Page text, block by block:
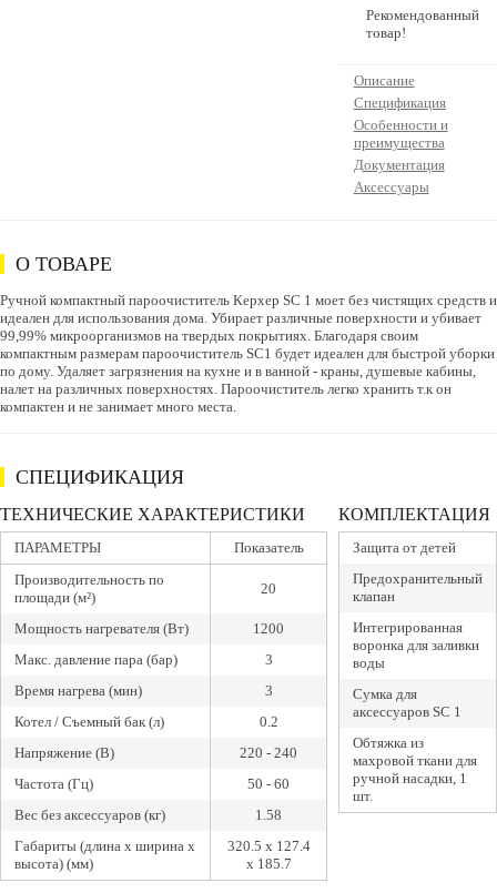
Рекомендованный
товар!
Описание
Спецификация
Особенности и
преимущества
Документация
Аксессуары
О ТОВАРЕ
Ручной компактный пароочиститель Керхер SC 1 моет без чистящих средств и
идеален для использования дома. Убирает различные поверхности и убивает
99,99% микроорганизмов на твердых покрытиях. Благодаря своим
компактным размерам пароочиститель SC1 будет идеален для быстрой уборки
по дому. Удаляет загрязнения на кухне и в ванной - краны, душевые кабины,
налет на различных поверхностях. Пароочиститель легко хранить т.к он
компактен и не занимает много места.
СПЕЦИФИКАЦИЯ
ТЕХНИЧЕСКИЕ ХАРАКТЕРИСТИКИ
ПАРАМЕТРЫ
Показатель
Производительность по
площади (м²)
20
Мощность нагревателя (Вт)
1200
Макс. давление пара (бар)
3
Время нагрева (мин)
3
Котел / Съемный бак (л)
0.2
Напряжение (В)
220 - 240
Частота (Гц)
50 - 60
Вес без аксессуаров (кг)
1.58
Габариты (длина х ширина х
высота) (мм)
320.5 x 127.4
x 185.7
КОМПЛЕКТАЦИЯ
Защита от детей
Предохранительный
клапан
Интегрированная
воронка для заливки
воды
Сумка для
аксессуаров SC 1
Обтяжка из
махровой ткани для
ручной насадки, 1
шт.